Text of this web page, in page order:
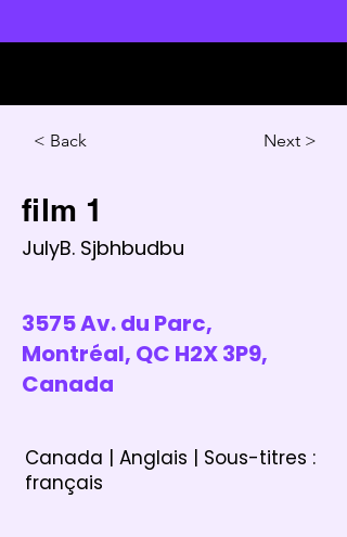
Back > Next >
film 1
JulyB. Sjbhbudbu
3575 Av. du Parc,
Montréal, QC H2X 3P9,
Canada
Canada | Anglais | Sous-titres :
français